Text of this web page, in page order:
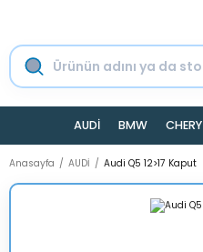
AUDİ BMW CHERY
Anasayfa AUDİ Audi Q5 12>17 Kaput